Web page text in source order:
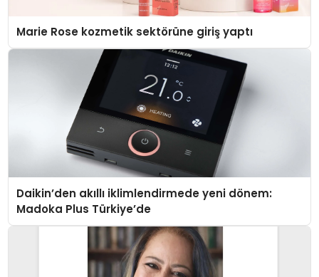
Marie Rose kozmetik sektörüne giriş yaptı
Daikin’den akıllı iklimlendirmede yeni dönem:
Madoka Plus Türkiye’de